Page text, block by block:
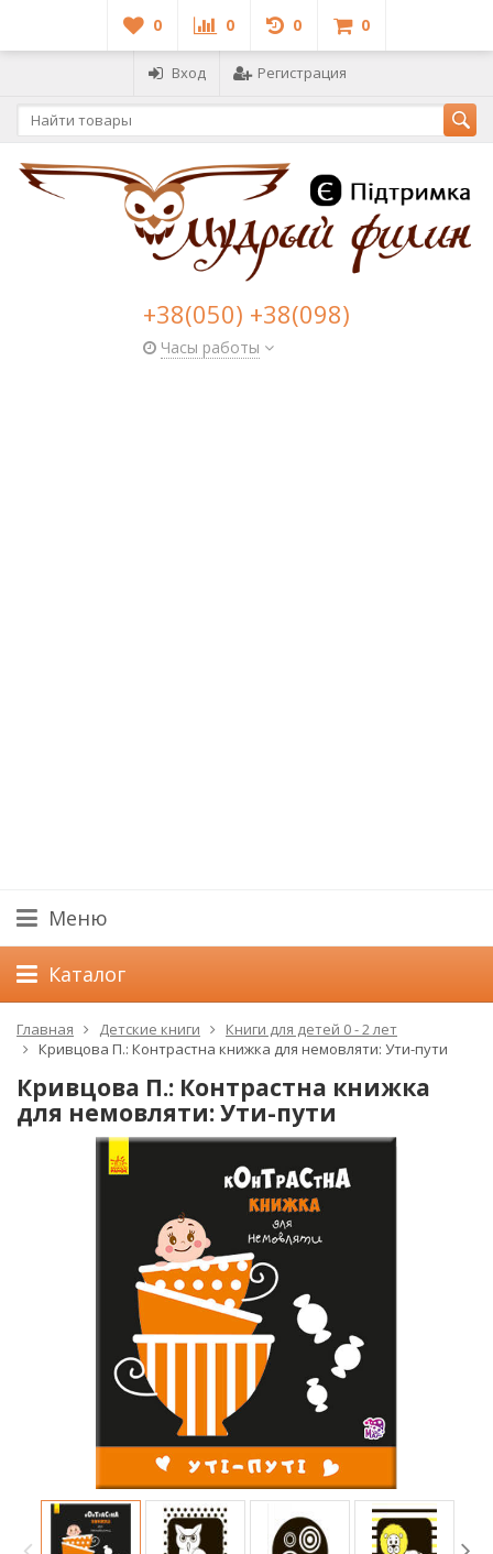
0 0 0 0
Вход Регистрация
+38(050) +38(098)
Часы работы
Меню
Каталог
Главная Детские книги
Книги для детей 0 - 2 лет
Кривцова П.: Контрастна книжка для немовляти: Ути-пути
Кривцова П.: Контрастна книжка
для немовляти: Ути-пути